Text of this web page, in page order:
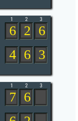
6 2 6
4 6 3
7 6